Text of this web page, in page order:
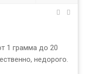
1 грамма до 20
недорого.